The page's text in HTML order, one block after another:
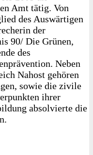
Amt tätig. Von
des Auswärtigen
der
90/ Die Grünen,
des
Neben
Nahost gehören
sowie die zivile
ihrer
absolvierte die